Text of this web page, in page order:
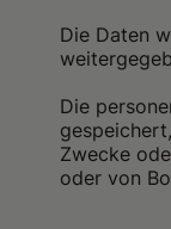
Die Daten
Die
Zwecke
oder von